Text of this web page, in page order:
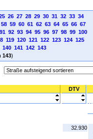
26 27 28 29 30 31 32 33 34
58 59 60 61 62 63 64 65 66 67
91 92 93 94 95 96 97 98 99 100
119 120 121 122 123 124 125
140 141 142 143
143)
DTV
32.930